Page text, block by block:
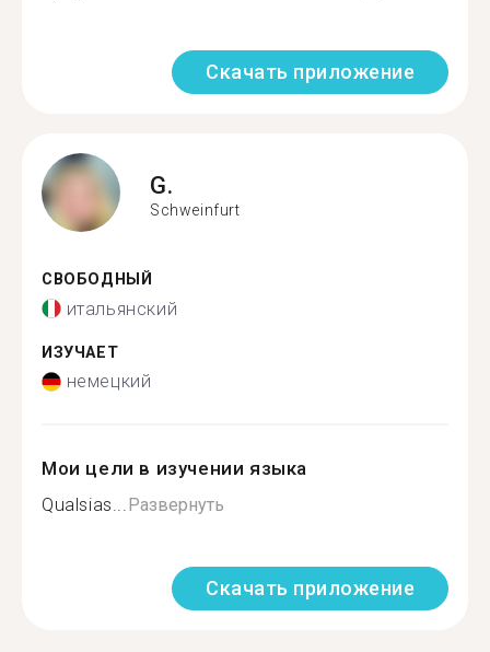
Скачать приложение
G.
Schweinfurt
СВОБОДНЫЙ
итальянский
ИЗУЧАЕТ
немецкий
Мои цели в изучении языка
Qualsias...Развернуть
Скачать приложение